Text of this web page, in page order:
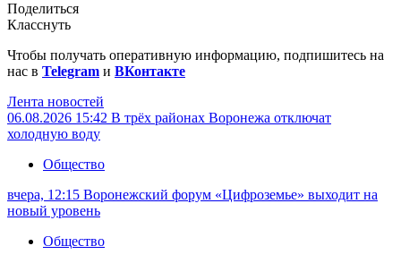
Поделиться
Класснуть
Чтобы получать оперативную информацию, подпишитесь на
нас в Telegram и ВКонтакте
Лента новостей
06.08.2026 15:42 В трёх районах Воронежа отключат
холодную воду
Общество
вчера, 12:15 Воронежский форум «Цифроземье» выходит на
новый уровень
Общество